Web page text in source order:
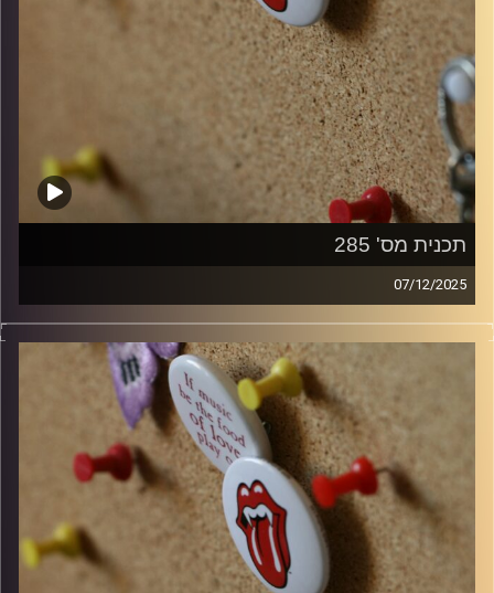
תכנית מס' 285
07/12/2025
קלאסיקות רוק עם אורן הוף
włodi